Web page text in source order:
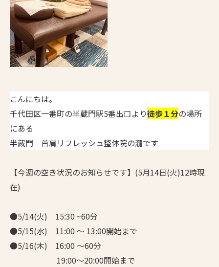
こんにちは。
千代田区一番町の半蔵門駅5番出口より徒歩１分の場所
にある
半蔵門 首肩リフレッシュ整体院の瀧です
【今週の空き状況のお知らせです】(5月14日(火)12時現
在)
●5/14(火) 15:30 ~60分
●5/15(水) 11:00 ～ 13:00開始まで
●5/16(木) 16:00 ～60分
19:00～20:00開始まで